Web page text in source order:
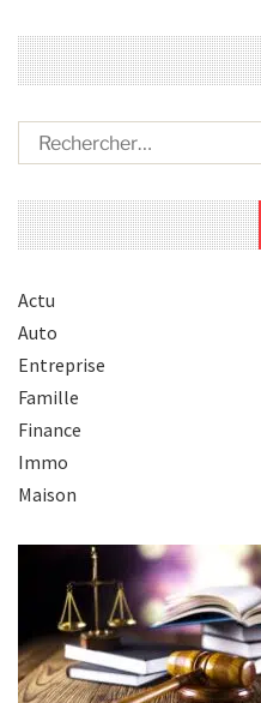
Actu
Auto
Entreprise
Famille
Finance
Immo
Maison